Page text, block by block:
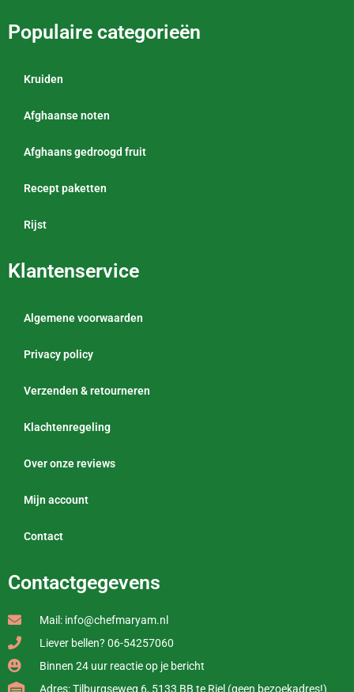
Populaire categorieën
Kruiden
Afghaanse noten
Afghaans gedroogd fruit
Recept paketten
Rijst
Klantenservice
Algemene voorwaarden
Privacy policy
Verzenden & retourneren
Klachtenregeling
Over onze reviews
Mijn account
Contact
Contactgegevens
Mail: info@chefmaryam.nl
Liever bellen? 06-54257060
Binnen 24 uur reactie op je bericht
Adres: Tilburgseweg 6, 5133 BB te Riel (geen bezoekadres!)